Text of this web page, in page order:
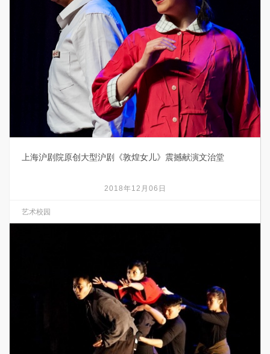
上海沪剧院原创大型沪剧《敦煌女儿》震撼献演文治堂
2018年12月06日
艺术校园